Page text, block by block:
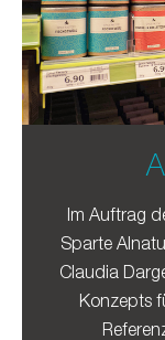
Im Auftrag
Sparte
Claudia
Konzepts